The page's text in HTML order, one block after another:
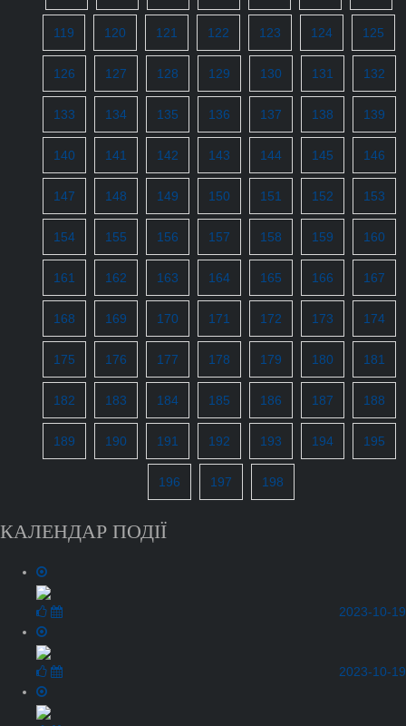
119 120 121 122 123 124 125
126 127 128 129 130 131 132
133 134 135 136 137 138 139
140 141 142 143 144 145 146
147 148 149 150 151 152 153
154 155 156 157 158 159 160
161 162 163 164 165 166 167
168 169 170 171 172 173 174
175 176 177 178 179 180 181
182 183 184 185 186 187 188
189 190 191 192 193 194 195
196 197 198
КАЛЕНДАР ПОДІЇ
2023-10-19
2023-10-19